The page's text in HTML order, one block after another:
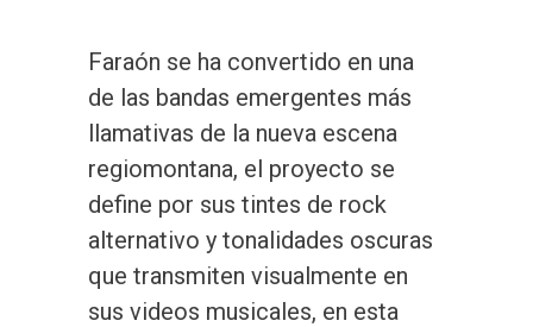
Faraón se ha convertido en una
de las bandas emergentes más
llamativas de la nueva escena
regiomontana, el proyecto se
define por sus tintes de rock
alternativo y tonalidades oscuras
que transmiten visualmente en
sus videos musicales, en esta